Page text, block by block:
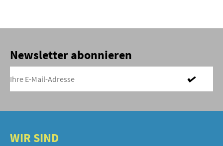
Newsletter abonnieren
WIR SIND